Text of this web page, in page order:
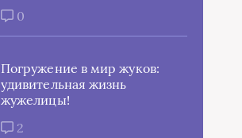
0
Погружение в мир жуков:
удивительная жизнь
жужелицы!
2